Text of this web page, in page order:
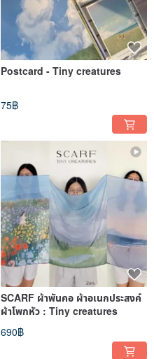
Postcard - Tiny creatures
75฿
SCARF ผ้าพันคอ ผ้าอเนกประสงค์
ผ้าโพกหัว : Tiny creatures
690฿